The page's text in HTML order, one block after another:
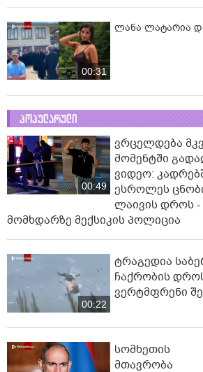
00:31
ლანა ლატარია
პოპულარული
00:49
ვრცელდება
მომენტში
ვიდეო:
ესროლეს
ლაივის დროს -
მომხდარზე მექსიკის პოლიცია
00:22
ტრაგედია
ჩაქრობის
ვერტმფრენი
სომხეთის
მთავრობა